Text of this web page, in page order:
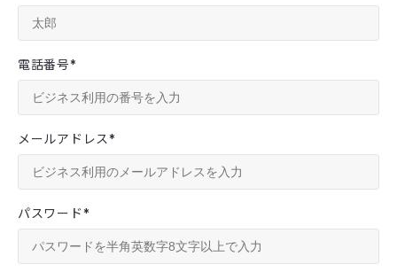
電話番号*
メールアドレス*
パスワード*